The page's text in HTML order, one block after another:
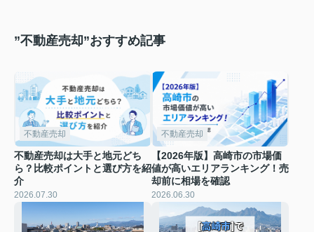
”不動産売却”おすすめ記事
不動産売却
不動産売却は大手と地元どち
ら？比較ポイントと選び方を紹
介
2026.07.30
不動産売却
【2026年版】高崎市の市場価
値が高いエリアランキング！売
却前に相場を確認
2026.06.30